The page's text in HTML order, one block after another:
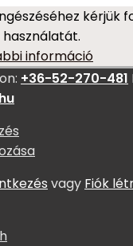
kérjük
információ
+36-52-270-481
vagy Fiók